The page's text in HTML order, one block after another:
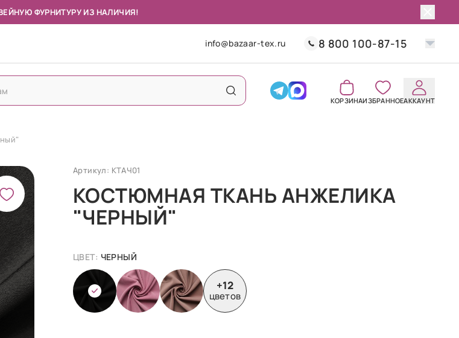
ФУРНИТУРУ ИЗ НАЛИЧИЯ!
info@bazaar-tex.ru 8 800 100-87-15
КОРЗИНАИЗБРАННОЕАККАУНТ
Артикул: КТАЧ01
КОСТЮМНАЯ ТКАНЬ АНЖЕЛИКА
"ЧЕРНЫЙ"
ЦВЕТ: ЧЕРНЫЙ
+12
цветов